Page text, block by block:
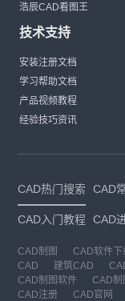
浩辰CAD看图王
技术支持
安装注册文档
学习帮助文档
产品视频教程
经验技巧资讯
CAD热门搜索 CAD
CAD入门教程 CAD
CAD制图 CAD软件下
CAD
建筑CAD
CAD制图软件
CAD制
CAD注册
CAD官网